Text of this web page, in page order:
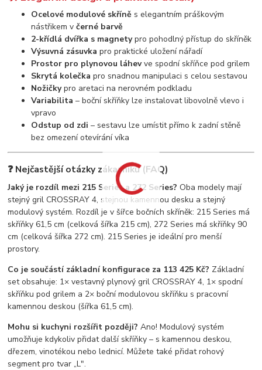
Ocelové modulové skříně s elegantním práškovým
nástřikem včerné barvě
2-křídlá dvířka s magnetypro pohodlný přístup do skříněk
Výsuvná zásuvka pro praktické uložení nářadí
Prostor pro plynovou láhevve spodní skříňce pod grilem
Skrytá kolečka pro snadnou manipulaci s celou sestavou
Nožičkypro aretaci na nerovném podkladu
Variabilita – boční skříňky lze instalovat libovolně vlevo i
vpravo
Odstup od zdi – sestavu lze umístit přímo k zadní stěně
bez omezení otevírání víka
❓ Nejčastější otázky zákazníků (FAQ)
Jaký je rozdíl mezi 215 Series a 272 Series? Oba modely mají
stejný gril CROSSRAY 4, stejnou kamennou desku a stejný
modulový systém. Rozdíl je v šířce bočních skříněk: 215 Series má
skříňky 61,5 cm (celková šířka 215 cm), 272 Series má skříňky 90
cm (celková šířka 272 cm). 215 Series je ideální pro menší
prostory.
Co je součástí základní konfigurace za 113 425 Kč? Základní
set obsahuje: 1× vestavný plynový gril CROSSRAY 4, 1× spodní
skříňku pod grilem a 2× boční modulovou skříňku s pracovní
kamennou deskou (šířka 61,5 cm).
Mohu si kuchyni rozšířit později? Ano! Modulový systém
umožňuje kdykoliv přidat další skříňky – s kamennou deskou,
dřezem, vinotékou nebo lednicí. Můžete také přidat rohový
segment pro tvar „L".